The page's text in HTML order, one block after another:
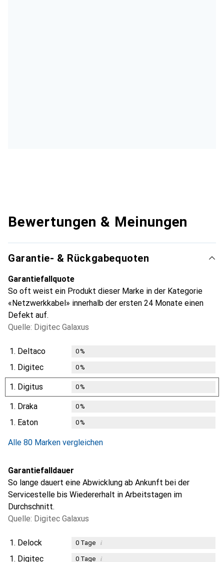
Bewertungen & Meinungen
Garantie- & Rückgabequoten
Garantiefallquote
So oft weist ein Produkt dieser Marke in der Kategorie
«Netzwerkkabel» innerhalb der ersten 24 Monate einen
Defekt auf.
Quelle: Digitec Galaxus
1. Deltaco 0%
1. Digitec 0%
1. Digitus 0%
1. Draka 0%
1. Eaton 0%
Alle 80 Marken vergleichen
Garantiefalldauer
So lange dauert eine Abwicklung ab Ankunft bei der
Servicestelle bis Wiedererhalt in Arbeitstagen im
Durchschnitt.
Quelle: Digitec Galaxus
1. Delock 0Tage i
1. Digitec 0Tage i